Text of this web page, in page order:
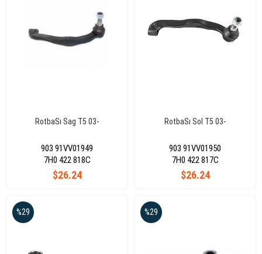
RotbaSı Sag T5 03-
903 91VV01949
$26.24
7H0 422 818C
RotbaSı Sol T5 03-
903 91VV01950
$26.24
7H0 422 817C
%29 %29